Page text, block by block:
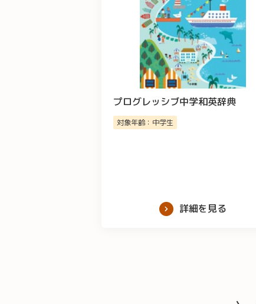
プログレッシブ中学和英辞典
対象年齢：中学生
詳細を見る